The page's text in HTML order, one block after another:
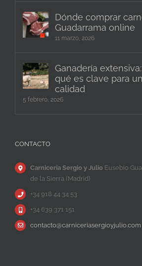
Dónde comprar
Guadarrama online
11 marzo, 2026
Ganadería
qué es clave para
calidad
5 febrero, 2026
CONTACTO
Carnicería Sergio y Julio Eusebio
de la Sierra (Madrid)
+34 918 44 34 53
+34 639 371 151
contacto@carniceriasergioyjulio.com